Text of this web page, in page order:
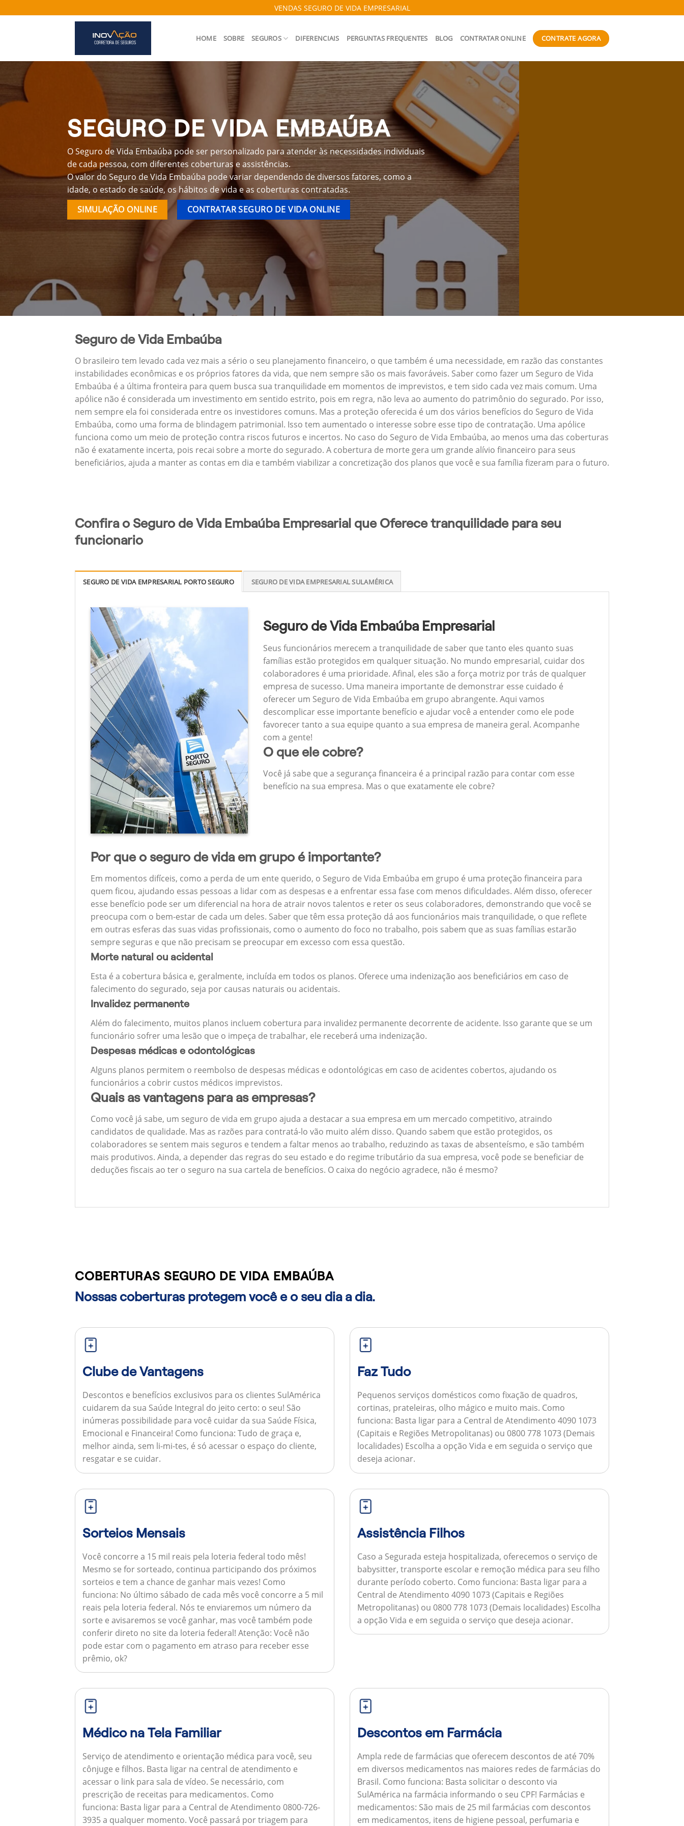
to
VENDAS SEGURO DE VIDA EMPRESARIAL
HOME SOBRE SEGUROS DIFERENCIAIS PERGUNTAS FREQUENTES BLOG CONTRATAR ONLINE CONTRATE AGORA
SEGURO DE VIDA EMBAÚBA
O Seguro de Vida Embaúba pode ser personalizado para atender às necessidades individuais
de cada pessoa, com diferentes coberturas e assistências.
O valor do Seguro de Vida Embaúba pode variar dependendo de diversos fatores, como a
idade, o estado de saúde, os hábitos de vida e as coberturas contratadas.
SIMULAÇÃO ONLINE
CONTRATAR SEGURO DE VIDA ONLINE
Seguro de Vida Embaúba
O brasileiro tem levado cada vez mais a sério o seu planejamento financeiro, o que também é uma necessidade, em razão das constantes
instabilidades econômicas e os próprios fatores da vida, que nem sempre são os mais favoráveis. Saber como fazer um Seguro de Vida
Embaúba é a última fronteira para quem busca sua tranquilidade em momentos de imprevistos, e tem sido cada vez mais comum. Uma
apólice não é considerada um investimento em sentido estrito, pois em regra, não leva ao aumento do patrimônio do segurado. Por isso,
nem sempre ela foi considerada entre os investidores comuns. Mas a proteção oferecida é um dos vários benefícios do Seguro de Vida
Embaúba, como uma forma de blindagem patrimonial. Isso tem aumentado o interesse sobre esse tipo de contratação. Uma apólice
funciona como um meio de proteção contra riscos futuros e incertos. No caso do Seguro de Vida Embaúba, ao menos uma das coberturas
não é exatamente incerta, pois recai sobre a morte do segurado. A cobertura de morte gera um grande alívio financeiro para seus
beneficiários, ajuda a manter as contas em dia e também viabilizar a concretização dos planos que você e sua família fizeram para o futuro.
Confira o Seguro de Vida Embaúba Empresarial que Oferece tranquilidade para seu
funcionario
SEGURO DE VIDA EMPRESARIAL PORTO SEGURO SEGURO DE VIDA EMPRESARIAL SULAMÉRICA
Seguro de Vida Embaúba Empresarial
Seus funcionários merecem a tranquilidade de saber que tanto eles quanto suas
famílias estão protegidos em qualquer situação. No mundo empresarial, cuidar dos
colaboradores é uma prioridade. Afinal, eles são a força motriz por trás de qualquer
empresa de sucesso. Uma maneira importante de demonstrar esse cuidado é
oferecer um Seguro de Vida Embaúba em grupo abrangente. Aqui vamos
descomplicar esse importante benefício e ajudar você a entender como ele pode
favorecer tanto a sua equipe quanto a sua empresa de maneira geral. Acompanhe
com a gente!
O que ele cobre?
Você já sabe que a segurança financeira é a principal razão para contar com esse
benefício na sua empresa. Mas o que exatamente ele cobre?
Por que o seguro de vida em grupo é importante?
Em momentos difíceis, como a perda de um ente querido, o Seguro de Vida Embaúba em grupo é uma proteção financeira para
quem ficou, ajudando essas pessoas a lidar com as despesas e a enfrentar essa fase com menos dificuldades. Além disso, oferecer
esse benefício pode ser um diferencial na hora de atrair novos talentos e reter os seus colaboradores, demonstrando que você se
preocupa com o bem-estar de cada um deles. Saber que têm essa proteção dá aos funcionários mais tranquilidade, o que reflete
em outras esferas das suas vidas profissionais, como o aumento do foco no trabalho, pois sabem que as suas famílias estarão
sempre seguras e que não precisam se preocupar em excesso com essa questão.
Morte natural ou acidental
Esta é a cobertura básica e, geralmente, incluída em todos os planos. Oferece uma indenização aos beneficiários em caso de
falecimento do segurado, seja por causas naturais ou acidentais.
Invalidez permanente
Além do falecimento, muitos planos incluem cobertura para invalidez permanente decorrente de acidente. Isso garante que se um
funcionário sofrer uma lesão que o impeça de trabalhar, ele receberá uma indenização.
Despesas médicas e odontológicas
Alguns planos permitem o reembolso de despesas médicas e odontológicas em caso de acidentes cobertos, ajudando os
funcionários a cobrir custos médicos imprevistos.
Quais as vantagens para as empresas?
Como você já sabe, um seguro de vida em grupo ajuda a destacar a sua empresa em um mercado competitivo, atraindo
candidatos de qualidade. Mas as razões para contratá-lo vão muito além disso. Quando sabem que estão protegidos, os
colaboradores se sentem mais seguros e tendem a faltar menos ao trabalho, reduzindo as taxas de absenteísmo, e são também
mais produtivos. Ainda, a depender das regras do seu estado e do regime tributário da sua empresa, você pode se beneficiar de
deduções fiscais ao ter o seguro na sua cartela de benefícios. O caixa do negócio agradece, não é mesmo?
COBERTURAS SEGURO DE VIDA EMBAÚBA
Nossas coberturas protegem você e o seu dia a dia.
Clube de Vantagens
Descontos e benefícios exclusivos para os clientes SulAmérica
cuidarem da sua Saúde Integral do jeito certo: o seu! São
inúmeras possibilidade para você cuidar da sua Saúde Física,
Emocional e Financeira! Como funciona: Tudo de graça e,
melhor ainda, sem li-mi-tes, é só acessar o espaço do cliente,
resgatar e se cuidar.
Faz Tudo
Pequenos serviços domésticos como fixação de quadros,
cortinas, prateleiras, olho mágico e muito mais. Como
funciona: Basta ligar para a Central de Atendimento 4090 1073
(Capitais e Regiões Metropolitanas) ou 0800 778 1073 (Demais
localidades) Escolha a opção Vida e em seguida o serviço que
deseja acionar.
Sorteios Mensais
Você concorre a 15 mil reais pela loteria federal todo mês!
Mesmo se for sorteado, continua participando dos próximos
sorteios e tem a chance de ganhar mais vezes! Como
funciona: No último sábado de cada mês você concorre a 5 mil
reais pela loteria federal. Nós te enviaremos um número da
sorte e avisaremos se você ganhar, mas você também pode
conferir direto no site da loteria federal!Atenção: Você não
pode estar com o pagamento em atraso para receber esse
prêmio, ok?
Assistência Filhos
Caso a Segurada esteja hospitalizada, oferecemos o serviço de
babysitter, transporte escolar e remoção médica para seu filho
durante período coberto. Como funciona: Basta ligar para a
Central de Atendimento 4090 1073 (Capitais e Regiões
Metropolitanas) ou 0800 778 1073 (Demais localidades) Escolha
a opção Vida e em seguida o serviço que deseja acionar.
Médico na Tela Familiar
Serviço de atendimento e orientação médica para você, seu
cônjuge e filhos. Basta ligar na central de atendimento e
acessar o link para sala de vídeo. Se necessário, com
prescrição de receitas para medicamentos. Como
funciona: Basta ligar para a Central de Atendimento 0800-726-
3935 a qualquer momento. Você passará por triagem para
Descontos em Farmácia
Ampla rede de farmácias que oferecem descontos de até 70%
em diversos medicamentos nas maiores redes de farmácias do
Brasil. Como funciona: Basta solicitar o desconto via
SulAmérica na farmácia informando o seu CPF! Farmácias e
medicamentos: São mais de 25 mil farmácias com descontos
em medicamentos, itens de higiene pessoal, perfumaria e